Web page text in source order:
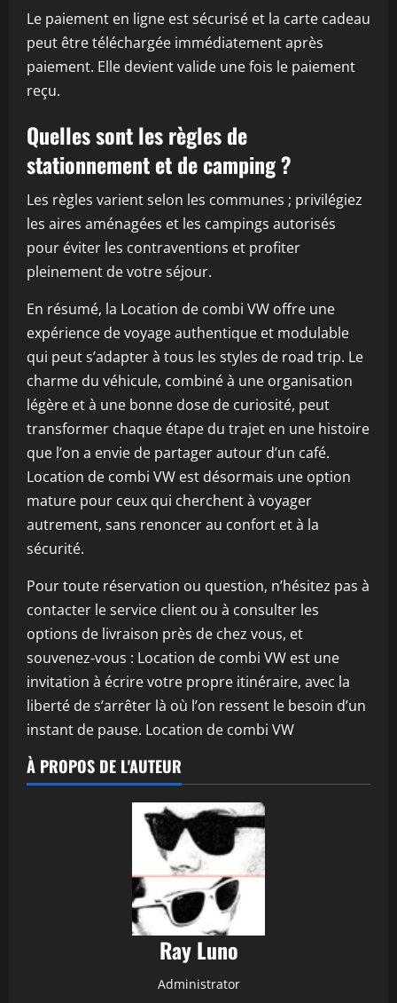
Le paiement en ligne est sécurisé et la carte cadeau
peut être téléchargée immédiatement après
paiement. Elle devient valide une fois le paiement
reçu.
Quelles sont les règles de
stationnement et de camping ?
Les règles varient selon les communes ; privilégiez
les aires aménagées et les campings autorisés
pour éviter les contraventions et profiter
pleinement de votre séjour.
En résumé, la Location de combi VW offre une
expérience de voyage authentique et modulable
qui peut s’adapter à tous les styles de road trip. Le
charme du véhicule, combiné à une organisation
légère et à une bonne dose de curiosité, peut
transformer chaque étape du trajet en une histoire
que l’on a envie de partager autour d’un café.
Location de combi VW est désormais une option
mature pour ceux qui cherchent à voyager
autrement, sans renoncer au confort et à la
sécurité.
Pour toute réservation ou question, n’hésitez pas à
contacter le service client ou à consulter les
options de livraison près de chez vous, et
souvenez‑vous : Location de combi VW est une
invitation à écrire votre propre itinéraire, avec la
liberté de s’arrêter là où l’on ressent le besoin d’un
instant de pause. Location de combi VW
À PROPOS DE L'AUTEUR
Ray Luno
Administrator